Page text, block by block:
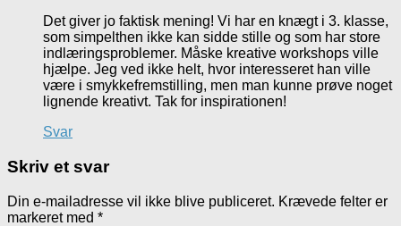
Det giver jo faktisk mening! Vi har en knægt i 3. klasse,
som simpelthen ikke kan sidde stille og som har store
indlæringsproblemer. Måske kreative workshops ville
hjælpe. Jeg ved ikke helt, hvor interesseret han ville
være i smykkefremstilling, men man kunne prøve noget
lignende kreativt. Tak for inspirationen!
Svar
Skriv et svar
Din e-mailadresse vil ikke blive publiceret. Krævede felter er
markeret med *